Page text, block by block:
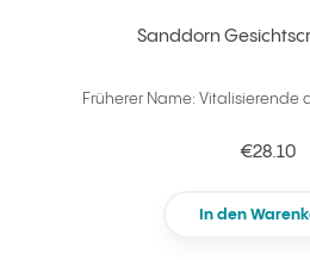
Sanddorn
Früherer Name: Vitalisierende
€28.10
In den